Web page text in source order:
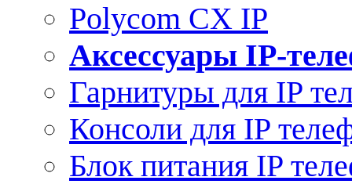
Polycom CX IP
Аксессуары IP-
Гарнитуры для IP
Консоли для IP
Блок питания IP